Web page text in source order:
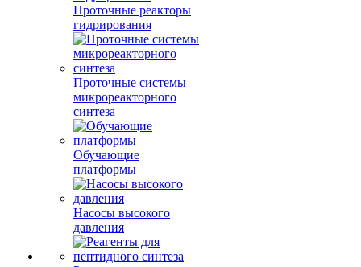
Проточные реакторы
гидрирования
Проточные системы
микрореакторного
синтеза
Обучающие
платформы
Насосы высокого
давления